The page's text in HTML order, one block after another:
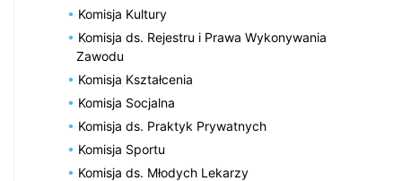
Komisja Kultury
Komisja ds. Rejestru i Prawa Wykonywania
Zawodu
Komisja Kształcenia
Komisja Socjalna
Komisja ds. Praktyk Prywatnych
Komisja Sportu
Komisja ds. Młodych Lekarzy